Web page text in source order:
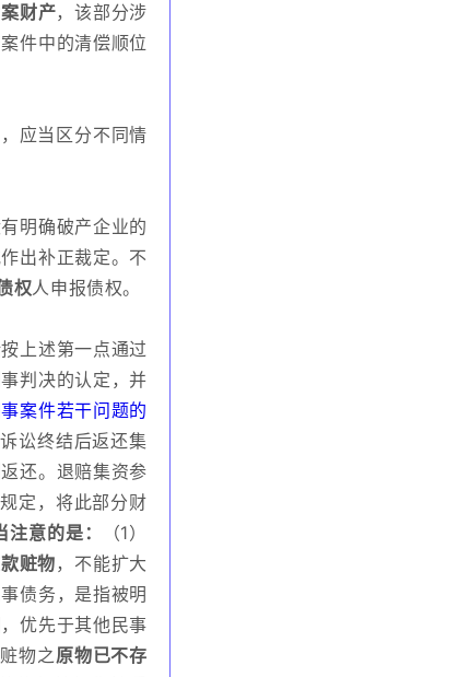
财产，该部分涉
件中的清偿顺位
应当区分不同情
明确破产企业的
出补正裁定。不
权人申报债权。
上述第一点通过
判决的认定，并
案件若干问题的
讼终结后返还集
还。退赔集资参
定，将此部分财
意的是：
（1）
赃物 ，不能扩大
债务，是指被明
优先于其他民事
物之原物已不存